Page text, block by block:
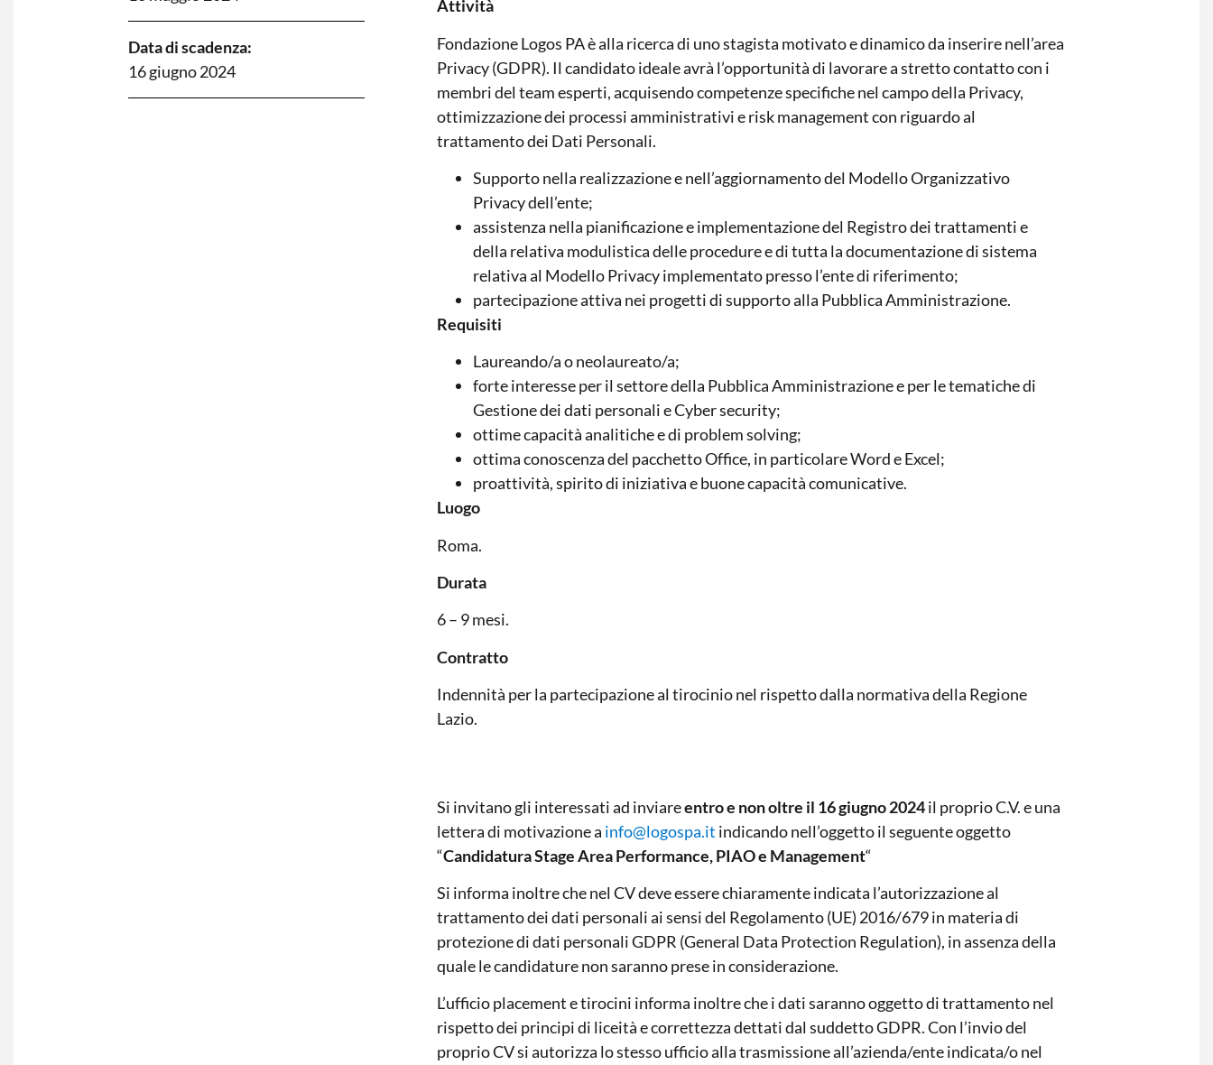
Data di scadenza:
16 giugno 2024
Attività
Fondazione Logos PA è alla ricerca di uno stagista motivato e dinamico da inserire nell’area
Privacy (GDPR). Il candidato ideale avrà l’opportunità di lavorare a stretto contatto con i
membri del team esperti, acquisendo competenze specifiche nel campo della Privacy,
ottimizzazione dei processi amministrativi e risk management con riguardo al
trattamento dei Dati Personali.
Supporto nella realizzazione e nell’aggiornamento del Modello Organizzativo
Privacy dell’ente;
assistenza nella pianificazione e implementazione del Registro dei trattamenti e
della relativa modulistica delle procedure e di tutta la documentazione di sistema
relativa al Modello Privacy implementato presso l’ente di riferimento;
partecipazione attiva nei progetti di supporto alla Pubblica Amministrazione.
Requisiti
Laureando/a o neolaureato/a;
forte interesse per il settore della Pubblica Amministrazione e per le tematiche di
Gestione dei dati personali e Cyber security;
ottime capacità analitiche e di problem solving;
ottima conoscenza del pacchetto Office, in particolare Word e Excel;
proattività, spirito di iniziativa e buone capacità comunicative.
Luogo
Roma.
Durata
6 – 9 mesi.
Contratto
Indennità per la partecipazione al tirocinio nel rispetto dalla normativa della Regione
Lazio.
Si invitano gli interessati ad inviareentro e non oltre il 16 giugno 2024il proprio C.V. e una
lettera di motivazione a info@logospa.it indicando nell’oggetto il seguente oggetto
“Candidatura Stage Area Performance, PIAO e Management“
Si informa inoltre che nel CV deve essere chiaramente indicata l’autorizzazione al
trattamento dei dati personali ai sensi del Regolamento (UE) 2016/679 in materia di
protezione di dati personali GDPR (General Data Protection Regulation), in assenza della
quale le candidature non saranno prese in considerazione.
L’ufficio placement e tirocini informa inoltre che i dati saranno oggetto di trattamento nel
rispetto dei principi di liceità e correttezza dettati dal suddetto GDPR. Con l’invio del
proprio CV si autorizza lo stesso ufficio alla trasmissione all’azienda/ente indicata/o nel